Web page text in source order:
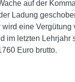
auf der
Ladung
wird eine Vergütung
im letzten Lehrjahr
Euro brutto.